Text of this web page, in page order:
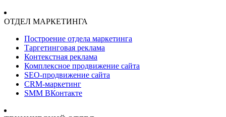
ОТДЕЛ МАРКЕТИНГА
Построение отдела маркетинга
Таргетинговая реклама
Контекстная реклама
Комплексное продвижение сайта
SEO-продвижение сайта
CRM-маркетинг
SMM ВКонтакте